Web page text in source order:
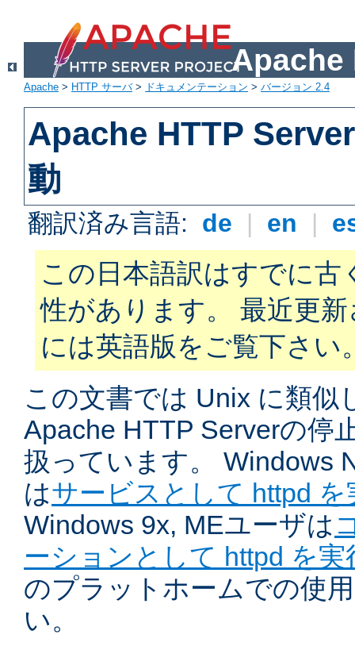
Apache
Apache > HTTP サーバ> ドキュメンテーション > バージョン 2.4
Apache HTTP
動
翻訳済み言語: de | en |
この日本語訳はすでに古
性があります。 最近更
には英語版をご覧下さい
この文書では Unix に類似
Apache HTTP Serverの停
扱っています。 Windows
はサービスとして httpd を
Windows 9x, MEユーザは
ーションとして httpd を実
のプラットホームでの使
い。